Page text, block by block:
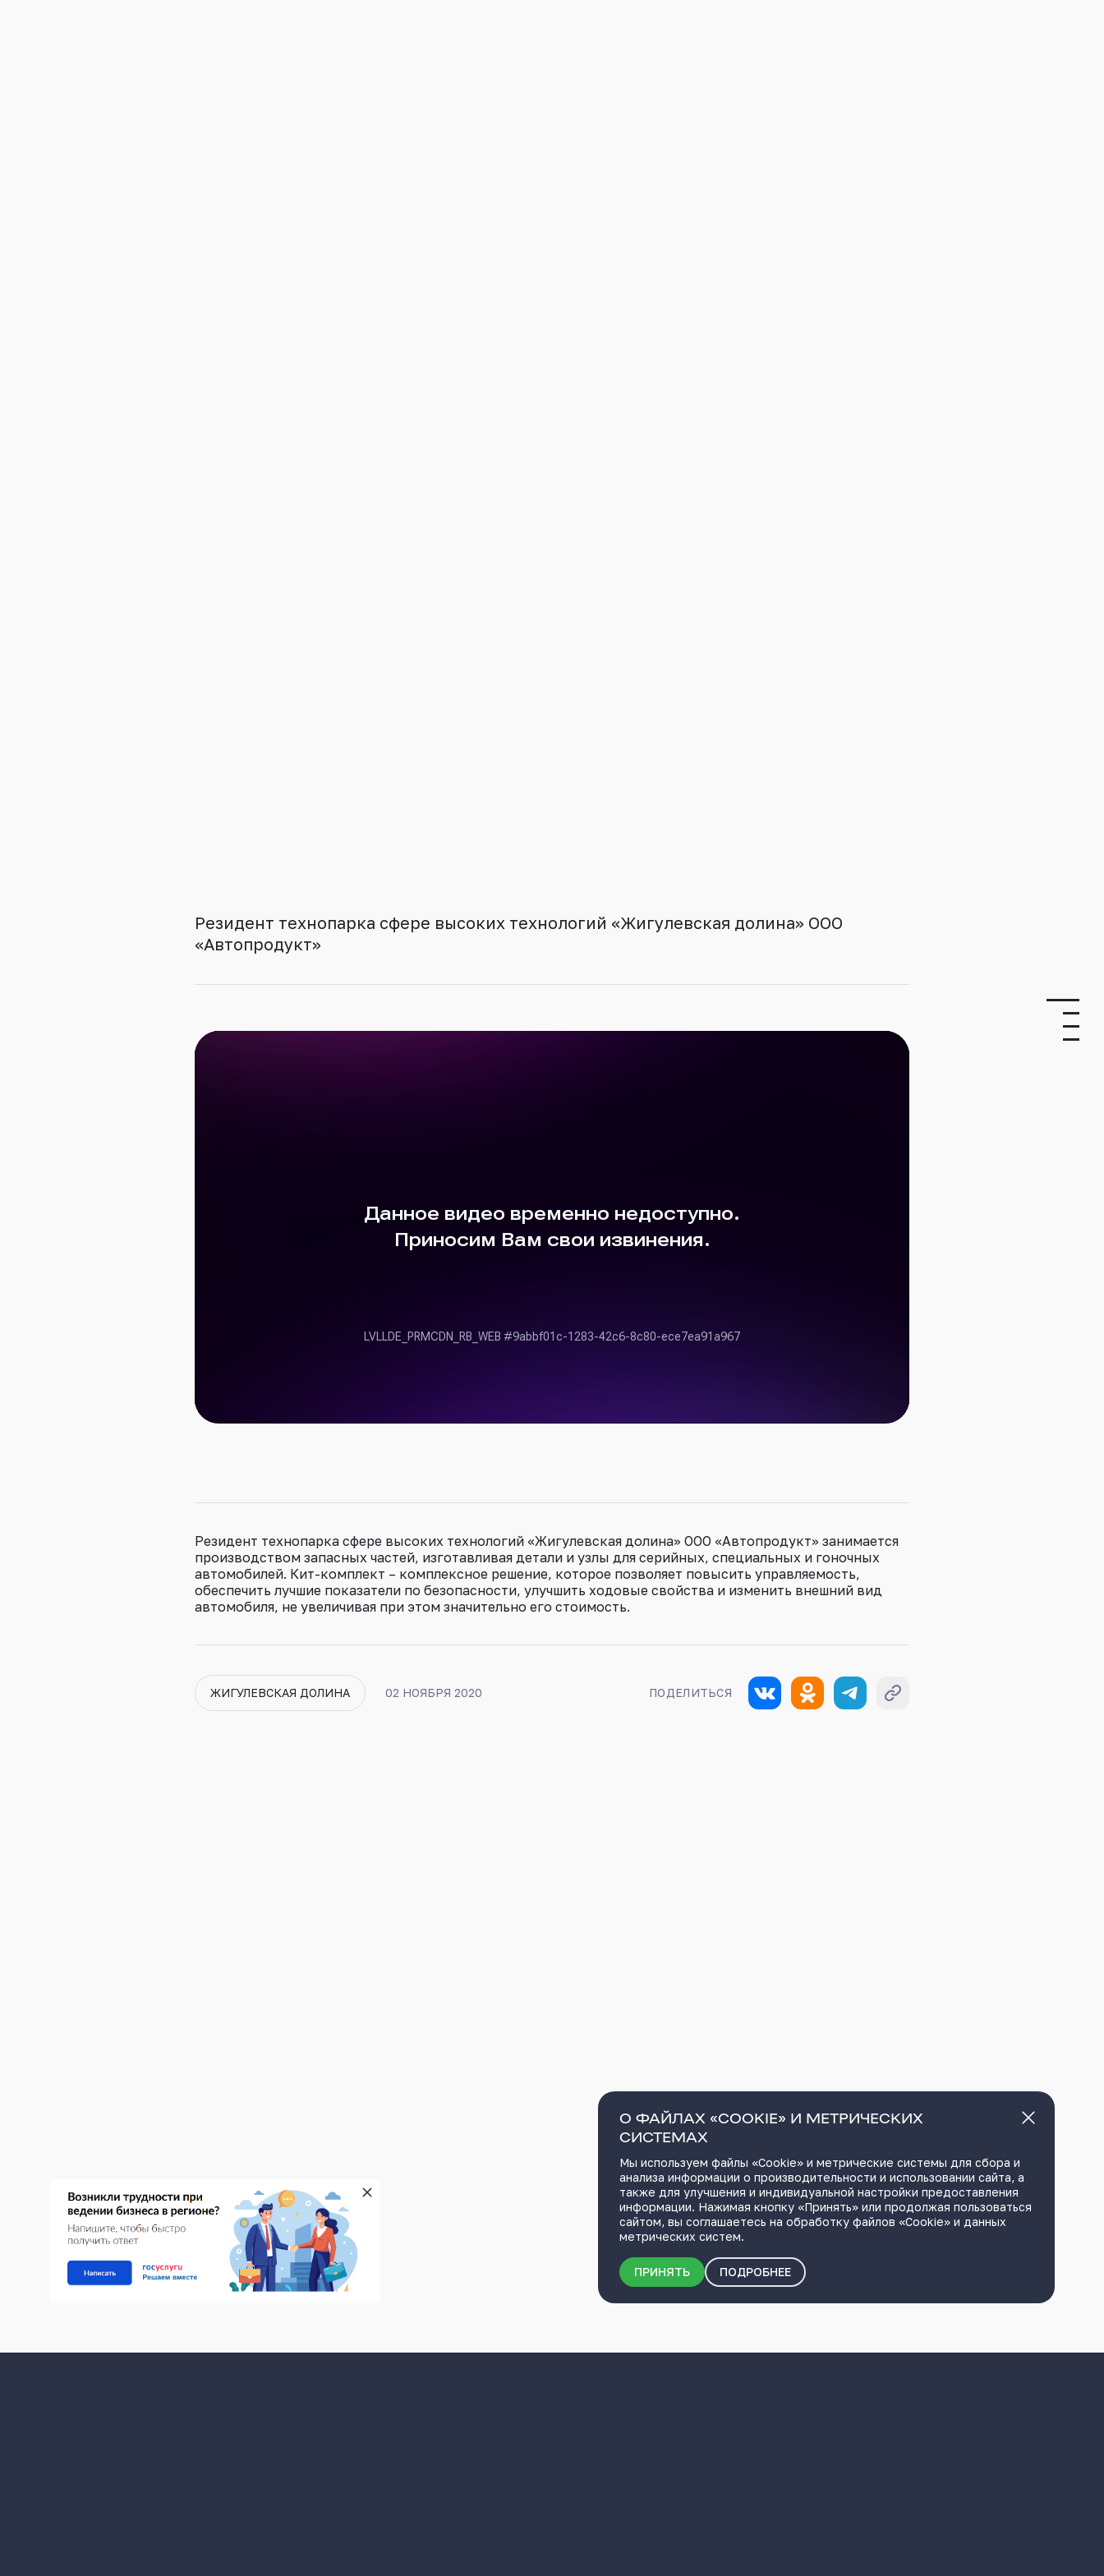
Резидент технопарка сфере высоких технологий «Жигулевская долина» ООО
«Автопродукт»
Резидент технопарка сфере высоких технологий «Жигулевская долина» ООО «Автопродукт» занимается
производством запасных частей, изготавливая детали и узлы для серийных, специальных и гоночных
автомобилей. Кит-комплект – комплексное решение, которое позволяет повысить управляемость,
обеспечить лучшие показатели по безопасности, улучшить ходовые свойства и изменить внешний вид
автомобиля, не увеличивая при этом значительно его стоимость.
ЖИГУЛЕВСКАЯ ДОЛИНА 02 НОЯБРЯ 2020 ПОДЕЛИТЬСЯ
О ФАЙЛАХ «COOKIE» И МЕТРИЧЕСКИХ
СИСТЕМАХ
Мы используем файлы «Cookie» и метрические системы для сбора и
анализа информации о производительности и использовании сайта, а
также для улучшения и индивидуальной настройки предоставления
информации. Нажимая кнопку «Принять» или продолжая пользоваться
сайтом, вы соглашаетесь на обработку файлов «Cookie» и данных
метрических систем.
ПРИНЯТЬ ПОДРОБНЕЕ